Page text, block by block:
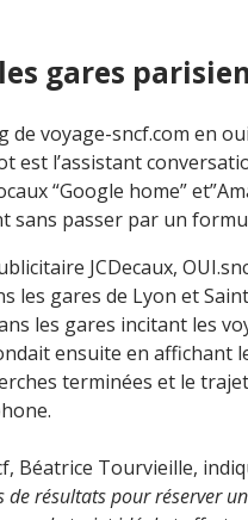
gares
voyage-sncf.com en
est l’assistant
“Google home”
sans passer par un
JCDecaux,
les gares de Lyon et
les gares incitant les
ensuite en
terminées et le
Béatrice Tourvieille,
résultats pour réserver